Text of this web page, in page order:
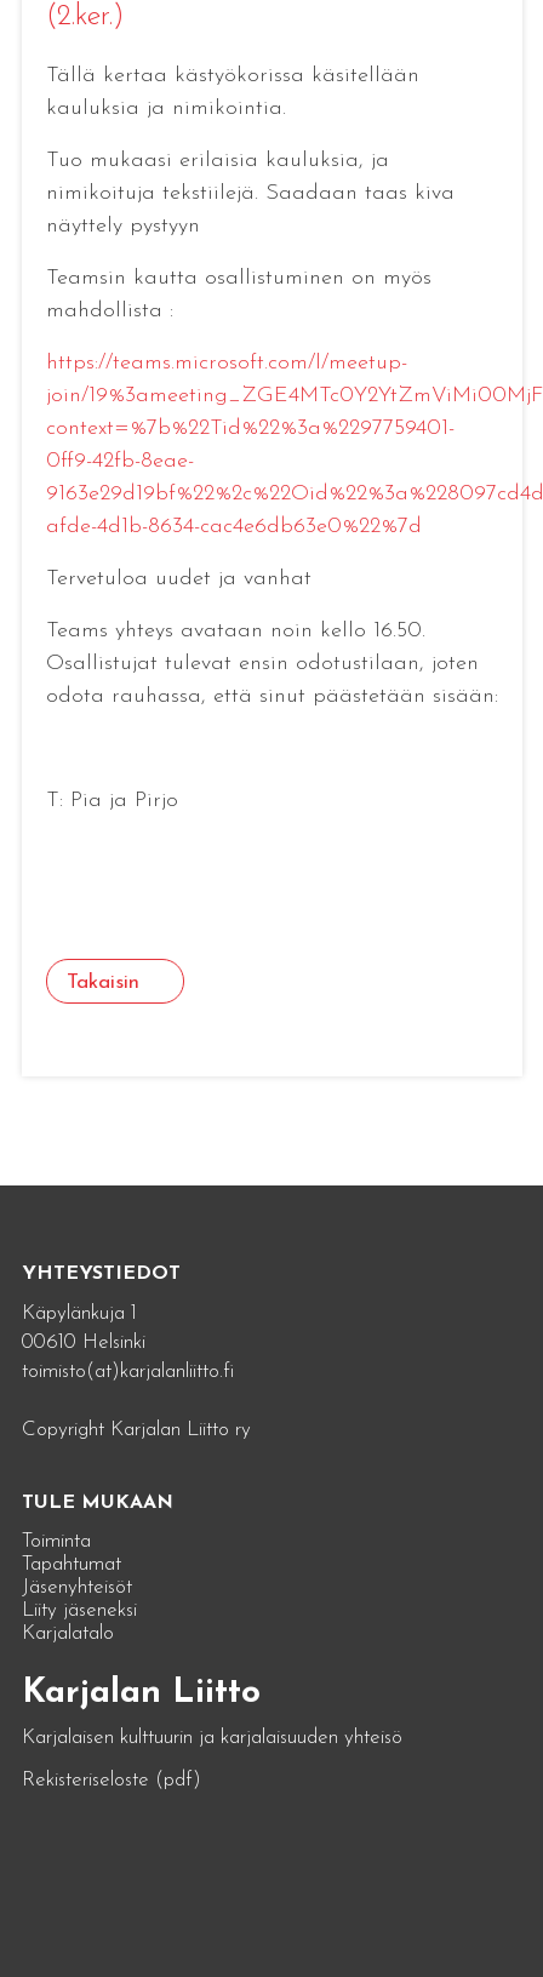
(2.ker.)
Tällä kertaa kästyökorissa käsitellään
kauluksia ja nimikointia.
Tuo mukaasi erilaisia kauluksia, ja
nimikoituja tekstiilejä. Saadaan taas kiva
näyttely pystyyn
Teamsin kautta osallistuminen on myös
mahdollista :
https://teams.microsoft.com/l/meetup-
join/
context=%7b%22Tid%22%3a%2297759401-
0ff9-42fb-8eae-
afde-4d1b-8634-cac4e6db63e0%22%7d
Tervetuloa uudet ja vanhat
Teams yhteys avataan noin kello 16.50.
Osallistujat tulevat ensin odotustilaan, joten
odota rauhassa, että sinut päästetään sisään:
T: Pia ja Pirjo
Takaisin
YHTEYSTIEDOT
Käpylänkuja 1
00610 Helsinki
toimisto(at)karjalanliitto.fi
Copyright Karjalan Liitto ry
TULE MUKAAN
Toiminta
Tapahtumat
Jäsenyhteisöt
Liity jäseneksi
Karjalatalo
Karjalan Liitto
Karjalaisen kulttuurin ja karjalaisuuden yhteisö
Rekisteriseloste (pdf)